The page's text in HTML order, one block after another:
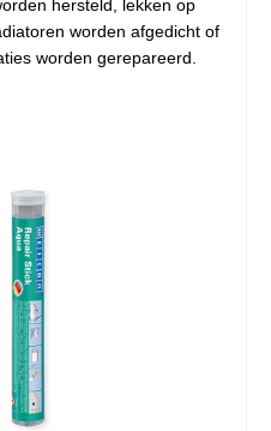
hersteld, lekken op
worden afgedicht of
worden gerepareerd.